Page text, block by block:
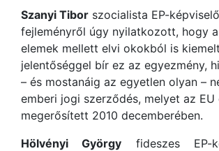
Szanyi Tibor szocialista EP-
fejleményről úgy nyilatkozott, hogy
elemek mellett elvi okokból is kiemelt
jelentőséggel bír ez az egyezmény,
– és mostanáig az egyetlen olyan –
emberi jogi szerződés, melyet az EU
megerősített 2010 decemberében.
Hölvényi György fideszes EP-